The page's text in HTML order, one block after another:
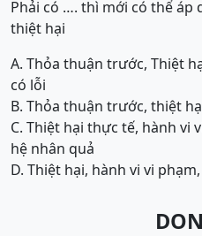
Phải có …. thì mới có thể áp
thiệt hại
A. Thỏa thuận trước, Thiệt
có lỗi
B. Thỏa thuận trước, thiệt
C. Thiệt hại thực tế, hành vi
hệ nhân quả
D. Thiệt hại, hành vi vi